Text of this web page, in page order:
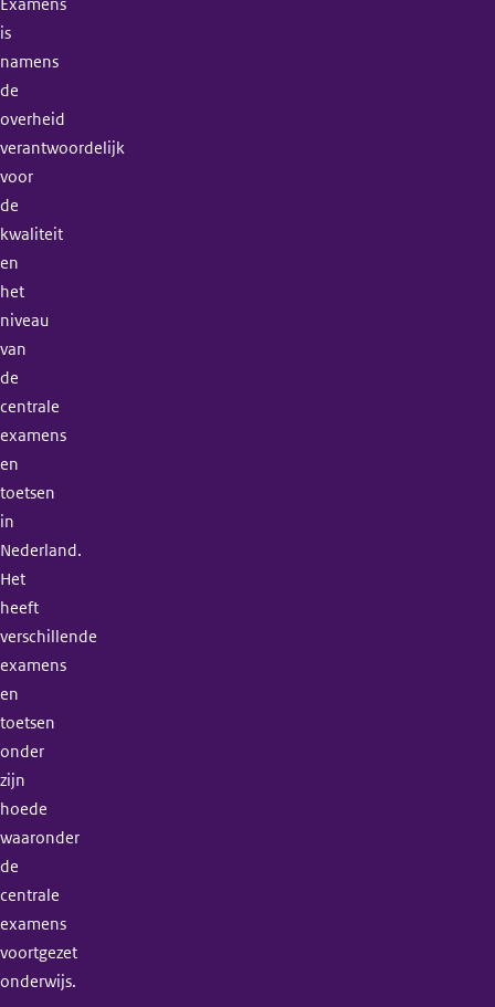
Examens
is
namens
de
overheid
verantwoordelijk
voor
de
kwaliteit
en
het
niveau
van
de
centrale
examens
en
toetsen
in
Nederland.
Het
heeft
verschillende
examens
en
toetsen
onder
zijn
hoede
waaronder
de
centrale
examens
voortgezet
onderwijs.